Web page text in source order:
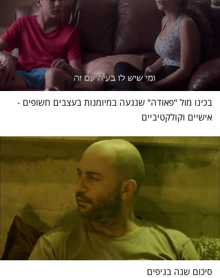
בכינו מול "פאודה" שנגעה במיומנות בעצבים חשופים -
אישיים וקולקטיביים
סיכום שנה בגיפים